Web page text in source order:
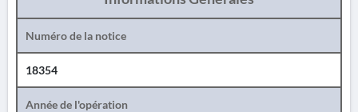
Numéro de la notice
18354
Année de l'opération